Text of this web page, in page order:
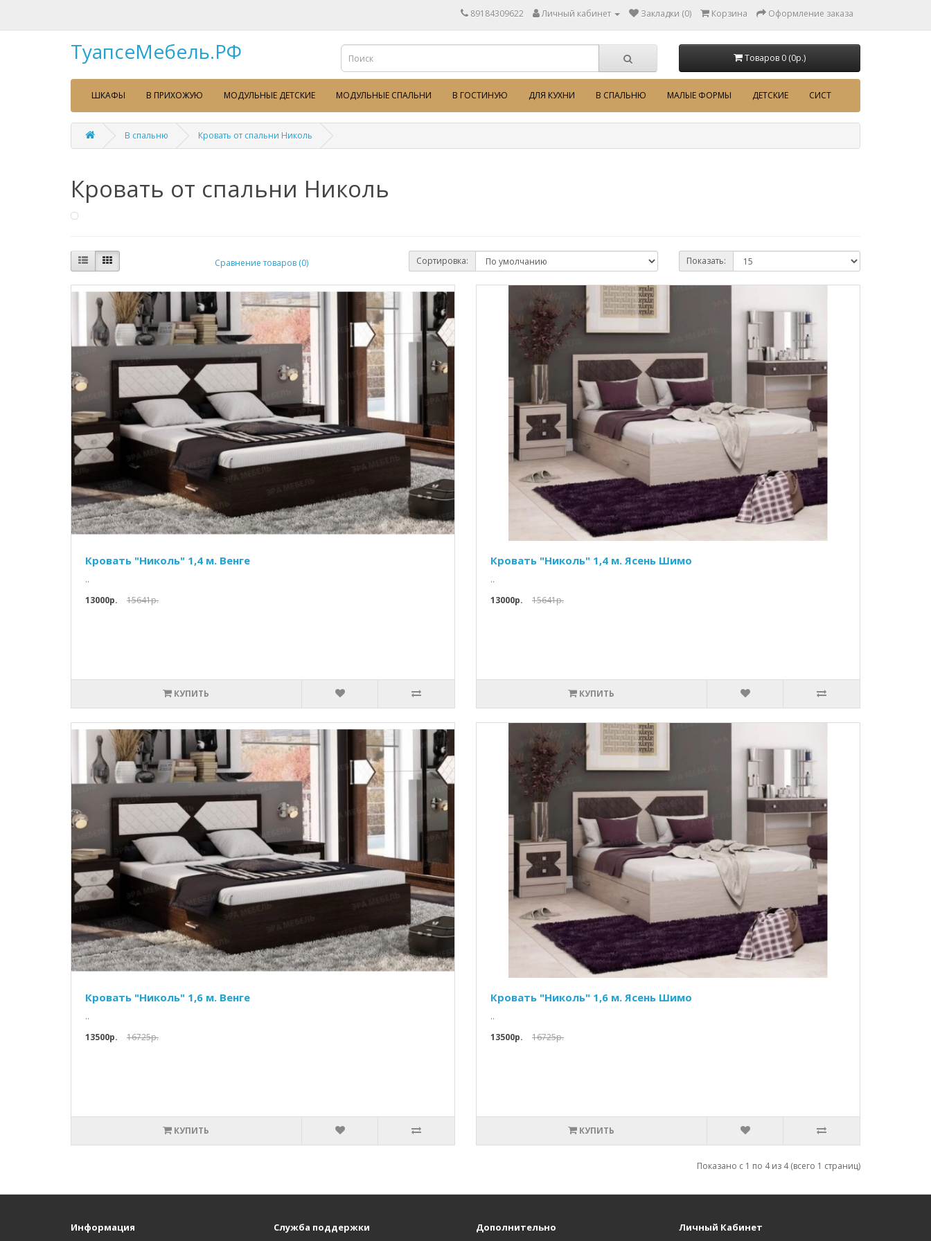
89184309622 Личный кабинет Закладки (0) Корзина Оформление заказа
ТуапсеМебель.РФ Товаров 0 (0p.)
ШКАФЫ В ПРИХОЖУЮ МОДУЛЬНЫЕ ДЕТСКИЕ МОДУЛЬНЫЕ СПАЛЬНИ В ГОСТИНУЮ ДЛЯ КУХНИ В СПАЛЬНЮ МАЛЫЕ ФОРМЫ ДЕТСКИЕ СИСТ
В спальню Кровать от спальни Николь
Кровать от спальни Николь
Сравнение товаров (0) Сортировка: Показать:
Кровать "Николь" 1,4 м. Венге
..
13000p.
15641p.
КУПИТЬ
Кровать "Николь" 1,4 м. Ясень Шимо
..
13000p.
15641p.
КУПИТЬ
Кровать "Николь" 1,6 м. Венге
..
13500p.
16725p.
КУПИТЬ
Кровать "Николь" 1,6 м. Ясень Шимо
..
13500p.
16725p.
КУПИТЬ
Показано с 1 по 4 из 4 (всего 1 страниц)
Информация Служба поддержки Дополнительно Личный Кабинет